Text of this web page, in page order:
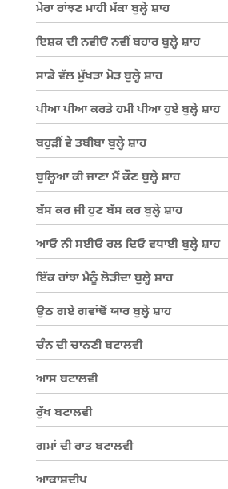
ਮੇਰਾ ਰਾਂਝਣ ਮਾਹੀ ਮੱਕਾ ਬੁਲ੍ਹੇ ਸ਼ਾਹ
ਇਸ਼ਕ ਦੀ ਨਵੀਓਂ ਨਵੀਂ ਬਹਾਰ ਬੁਲ੍ਹੇ ਸ਼ਾਹ
ਸਾਡੇ ਵੱਲ ਮੁੱਖੜਾ ਮੋੜ ਬੁਲ੍ਹੇ ਸ਼ਾਹ
ਪੀਆ ਪੀਆ ਕਰਤੇ ਹਮੀਂ ਪੀਆ ਹੁਏ ਬੁਲ੍ਹੇ ਸ਼ਾਹ
ਬਹੁੜੀਂ ਵੇ ਤਬੀਬਾ ਬੁਲ੍ਹੇ ਸ਼ਾਹ
ਬੁਲ੍ਹਿਆ ਕੀ ਜਾਣਾ ਮੈਂ ਕੌਣ ਬੁਲ੍ਹੇ ਸ਼ਾਹ
ਬੱਸ ਕਰ ਜੀ ਹੁਣ ਬੱਸ ਕਰ ਬੁਲ੍ਹੇ ਸ਼ਾਹ
ਆਓ ਨੀ ਸਈਓ ਰਲ ਦਿਓ ਵਧਾਈ ਬੁਲ੍ਹੇ ਸ਼ਾਹ
ਇੱਕ ਰਾਂਝਾ ਮੈਨੂੰ ਲੋੜੀਦਾ ਬੁਲ੍ਹੇ ਸ਼ਾਹ
ਉਠ ਗਏ ਗਵਾਂਢੋਂ ਯਾਰ ਬੁਲ੍ਹੇ ਸ਼ਾਹ
ਚੰਨ ਦੀ ਚਾਨਣੀ ਬਟਾਲਵੀ
ਆਸ ਬਟਾਲਵੀ
ਰੁੱਖ ਬਟਾਲਵੀ
ਗਮਾਂ ਦੀ ਰਾਤ ਬਟਾਲਵੀ
ਆਕਾਸ਼ਦੀਪ